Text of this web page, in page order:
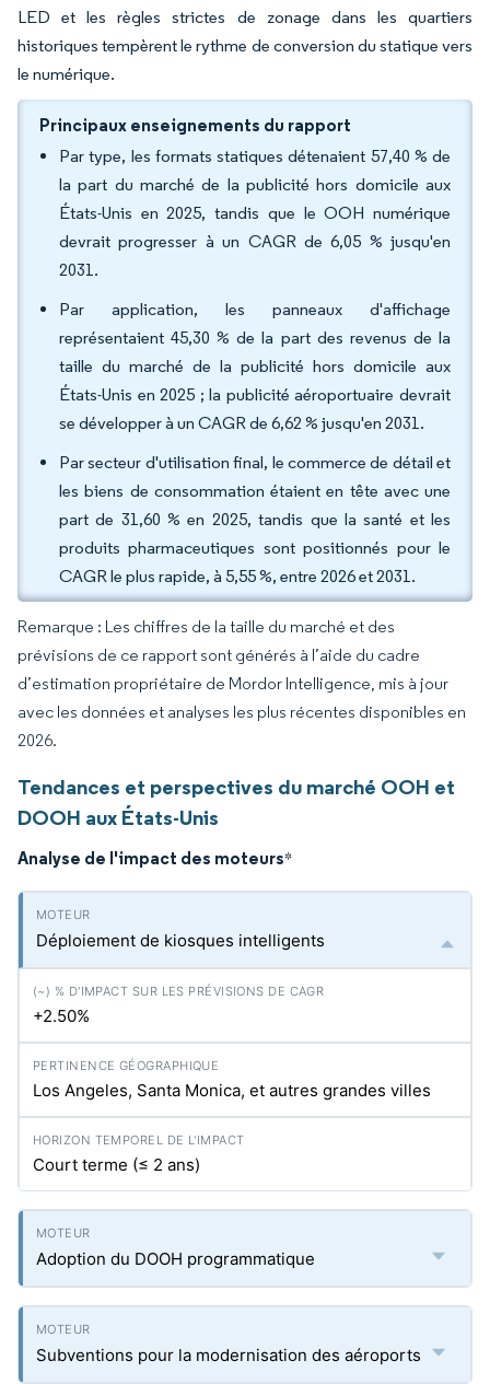
LED et les règles strictes de zonage dans les quartiers
historiques tempèrent le rythme de conversion du statique vers
le numérique.
Principaux enseignements du rapport
Par type, les formats statiques détenaient 57,40 % de
la part du marché de la publicité hors domicile aux
États-Unis en 2025, tandis que le OOH numérique
devrait progresser à un CAGR de 6,05 % jusqu'en
2031.
Par application, les panneaux d'affichage
représentaient 45,30 % de la part des revenus de la
taille du marché de la publicité hors domicile aux
États-Unis en 2025 ; la publicité aéroportuaire devrait
se développer à un CAGR de 6,62 % jusqu'en 2031.
Par secteur d'utilisation final, le commerce de détail et
les biens de consommation étaient en tête avec une
part de 31,60 % en 2025, tandis que la santé et les
produits pharmaceutiques sont positionnés pour le
CAGR le plus rapide, à 5,55 %, entre 2026 et 2031.
Remarque : Les chiffres de la taille du marché et des
prévisions de ce rapport sont générés à l’aide du cadre
d’estimation propriétaire de Mordor Intelligence, mis à jour
avec les données et analyses les plus récentes disponibles en
2026.
Tendances et perspectives du marché OOH et
DOOH aux États-Unis
Analyse de l'impact des moteurs*
Déploiement de kiosques intelligents
+2.50%
Los Angeles, Santa Monica, et autres grandes villes
Court terme (≤ 2 ans)
Adoption du DOOH programmatique
Subventions pour la modernisation des aéroports